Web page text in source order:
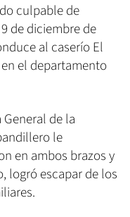
culpable de
de diciembre de
al caserío El
el departamento
de la
le
en ambos brazos y
logró escapar de los